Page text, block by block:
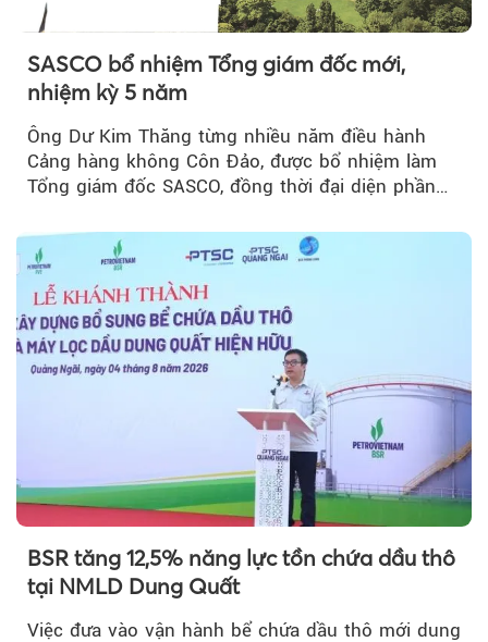
SASCO bổ nhiệm Tổng giám đốc mới,
nhiệm kỳ 5 năm
Ông Dư Kim Thăng từng nhiều năm điều hành
Cảng hàng không Côn Đảo, được bổ nhiệm làm
Tổng giám đốc SASCO, đồng thời đại diện phần
BSR tăng 12,5% năng lực tồn chứa dầu thô
tại NMLD Dung Quất
Việc đưa vào vận hành bể chứa dầu thô mới dung